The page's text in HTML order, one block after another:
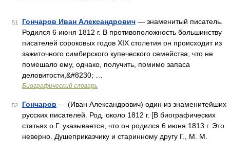
51 Гончаров Иван Александрович — знаменитый писатель.
Родился 6 июня 1812 г. В противоположность большинству
писателей сороковых годов XIX столетия он происходит из
зажиточного симбирского купеческого семейства, что не
помешало ему, однако, получить, помимо запаса
деловитости,&#8230; …
Биографический словарь
52 Гончаров — (Иван Александрович) один из знаменитейших
русских писателей. Род. около 1812 г. [В биографических
статьях o Г. указывается, что он родился 6 июня 1813 г. Это
неверно. Душеприказчику и старинному другу Г., М. М.